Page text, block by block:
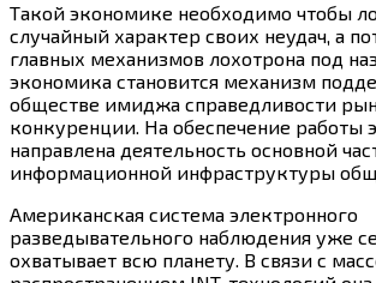
Такой экономике необходимо чтобы
случайный характер своих неудач, а
главных механизмов лохотрона под
экономика становится механизм
обществе имиджа справедливости
конкуренции. На обеспечение работы
направлена деятельность основной
информационной инфраструктуры
Американская система электронного
разведывательного наблюдения уже
охватывает всю планету. В связи с